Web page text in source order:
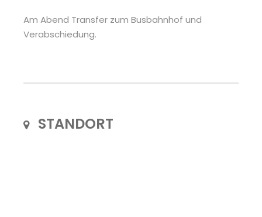
Am Abend Transfer zum Busbahnhof und
Verabschiedung.
STANDORT